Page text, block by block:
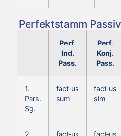
Perfektstamm Passiv
Perf.
Ind.
Pass.
Perf.
Konj.
Pass.
1.
Pers.
Sg.
fact‑us
sum
fact‑us
sim
2.
fact‑us
fact‑us